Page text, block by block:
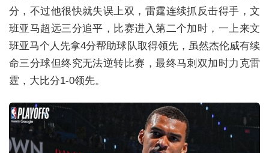
分，不过他很快就失误上双，雷霆连续抓反击得手，文
班亚马超远三分追平，比赛进入第二个加时，一上来文
班亚马个人先拿4分帮助球队取得领先，虽然杰伦威有续
命三分球但终究无法逆转比赛，最终马刺双加时力克雷
霆，大比分1-0领先。